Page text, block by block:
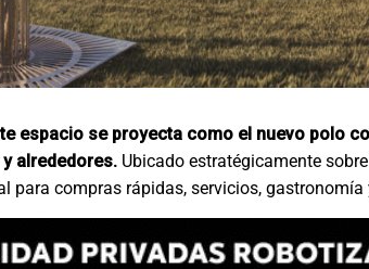
espacio se proyecta como el nuevo polo
alrededores. Ubicado estratégicamente
para compras rápidas, servicios, gastronomía